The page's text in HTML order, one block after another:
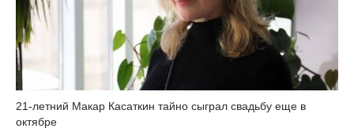
21-летний Макар Касаткин тайно сыграл свадьбу еще в
октябре